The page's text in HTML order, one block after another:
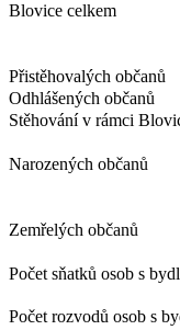
Blovice celkem
Přistěhovalých občanů
Odhlášených občanů
Stěhování v rámci
Narozených občanů
Zemřelých občanů
Počet sňatků osob s
Počet rozvodů osob s